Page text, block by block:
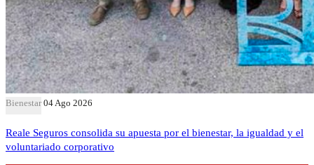
Bienestar 04 Ago 2026
Reale Seguros consolida su apuesta por el bienestar, la igualdad y el
voluntariado corporativo